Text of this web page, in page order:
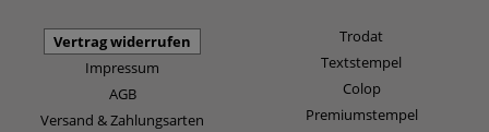
Vertrag widerrufen
Impressum
AGB
Versand & Zahlungsarten
Trodat
Textstempel
Colop
Premiumstempel